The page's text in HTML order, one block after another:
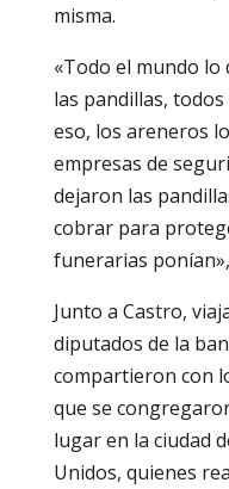
misma.
«Todo el mundo lo
las pandillas,
eso, los areneros
empresas de
dejaron las
cobrar para
funerarias
Junto a Castro,
diputados de la
compartieron con
que se
lugar en la ciudad
Unidos, quienes